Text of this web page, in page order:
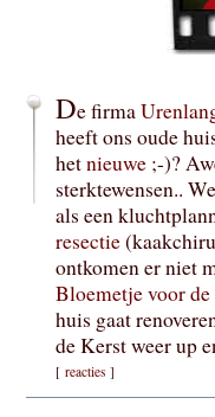
De firma
heeft ons oude
hetnieuwe ;-)?
sterktewensen..
als een
resectie
ontkomen er niet
Bloemetje voor de
huis gaat
de Kerst weer up
[ reacties ]